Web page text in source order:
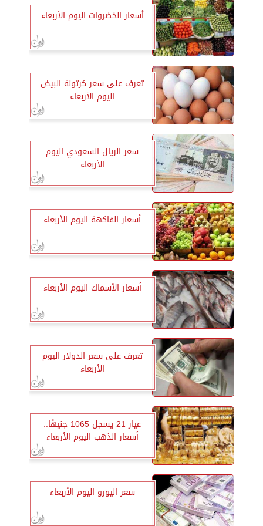
أسعار الخضروات اليوم الأربعاء
تعرف على سعر كرتونة البيض
اليوم الأربعاء
سعر الريال السعودي اليوم
الأربعاء
أسعار الفاكهة اليوم الأربعاء
أسعار الأسماك اليوم الأربعاء
تعرف على سعر الدولار اليوم
الأربعاء
عيار 21 يسجل 1065 جنيهًا..
أسعار الذهب اليوم الأربعاء
سعر اليورو اليوم الأربعاء